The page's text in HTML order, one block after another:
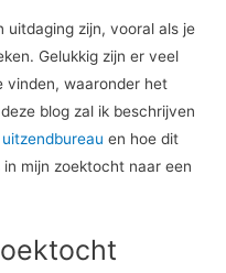
uitdaging zijn, vooral als je
Gelukkig zijn er veel
vinden, waaronder het
blog zal ik beschrijven
en hoe dit
mijn zoektocht naar een